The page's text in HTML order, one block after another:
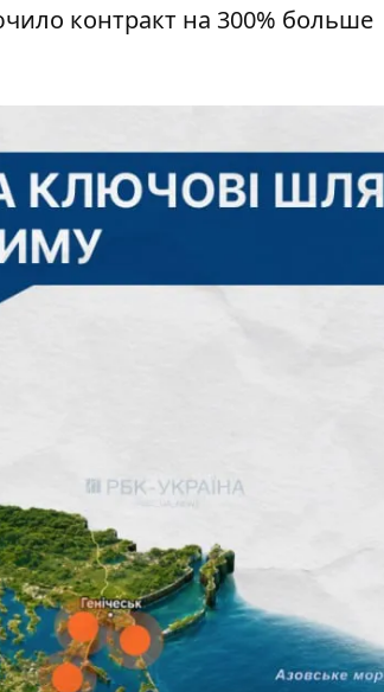
контракт на 300% больше